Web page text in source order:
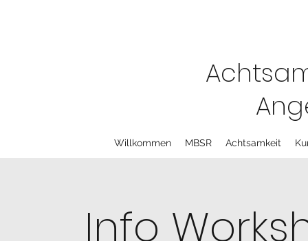
Willkommen MBSR Achtsamkeit
Info